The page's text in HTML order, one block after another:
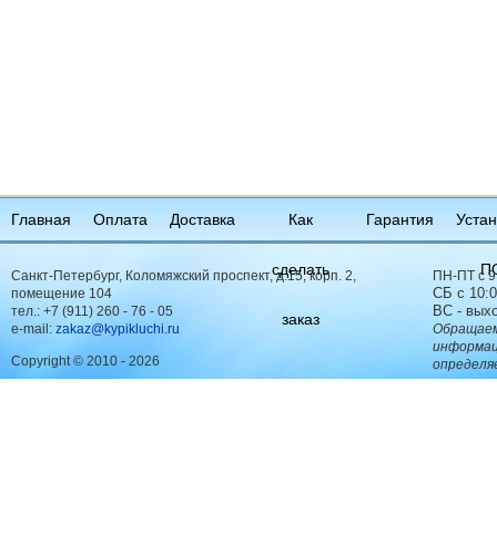
Главная Оплата Доставка Как
сделать
заказ
Гарантия
Copyright © 2010 - 2026
Санкт-Петербург, Коломяжский проспект, д.15, корп. 2,
помещение 104
тел.: +7 (911) 260 - 76 - 05
e-mail: zakaz@kypikluchi.ru
ПН-ПТ с
СБ с
ВС -